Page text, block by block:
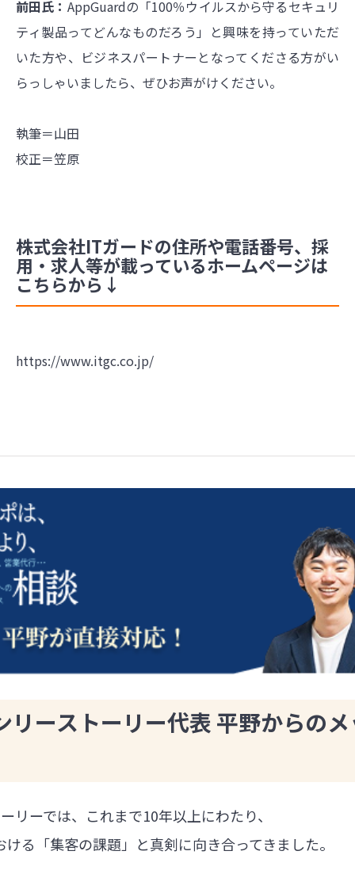
前田氏： AppGuardの「100％ウイルスから守るセキュリ
ティ製品ってどんなものだろう」と興味を持っていただ
いた方や、 ビジネスパートナーとなってくださる方がい
らっしゃいましたら、ぜひお声がけください。
執筆＝山田
校正＝笠原
株式会社ITガードの住所や電話番号、採
用・求人等が載っているホームページは
こちらから↓
https://www.itgc.co.jp/
リーストーリー代表 平野からの
リーでは、これまで10年以上にわたり、
る「集客の課題」と真剣に向き合ってきました。